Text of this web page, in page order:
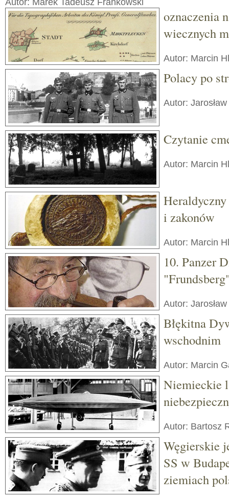
Autor: Marek Tadeusz Frankowski
oznaczenia
wiecznych
Autor: Marcin
Polacy po
Autor:
Czytanie
Autor: Marcin
i zakonów
Autor: Marcin
10. Panzer
Autor:
Błękitna
wschodnim
Autor: Marcin
Niemieckie
Autor: Bartosz
Węgierskie
SS w
ziemiach